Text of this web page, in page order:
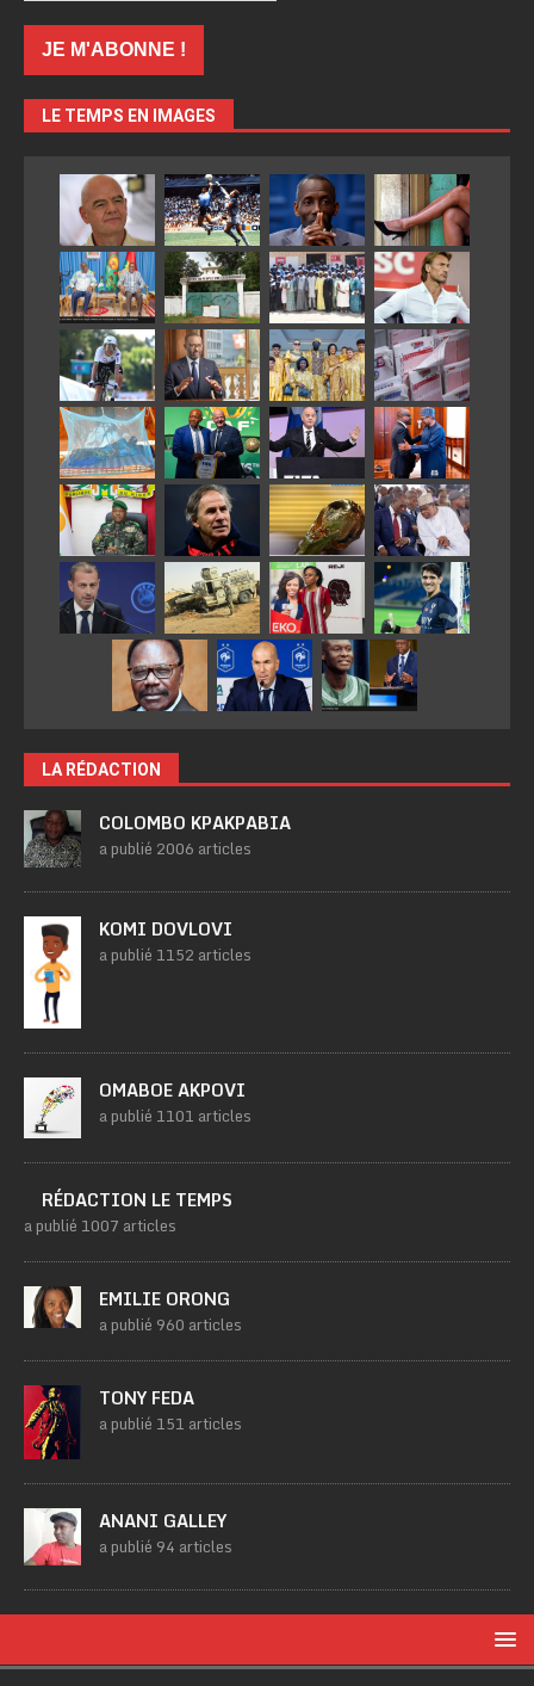
LE TEMPS EN IMAGES
LA RÉDACTION
COLOMBO KPAKPABIA
a publié 2006 articles
KOMI DOVLOVI
a publié 1152 articles
OMABOE AKPOVI
a publié 1101 articles
RÉDACTION LE TEMPS
a publié 1007 articles
EMILIE ORONG
a publié 960 articles
TONY FEDA
a publié 151 articles
ANANI GALLEY
a publié 94 articles